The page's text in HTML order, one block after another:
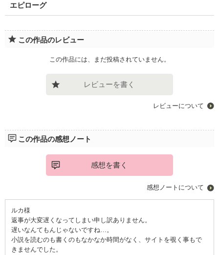
エピローグ
この作品のレビュー
この作品には、まだ投稿されていません。
レビューを書く
レビューについて
この作品の感想ノート
感想を書く
感想ノートについて
ルカ様
返事が大変遅くなってしまい申し訳ありません。
遅いなんてもんじゃないですね…。
小説を読むのも書くのもなかなか時間がなく、サイトを覗く事もで
きませんでした。